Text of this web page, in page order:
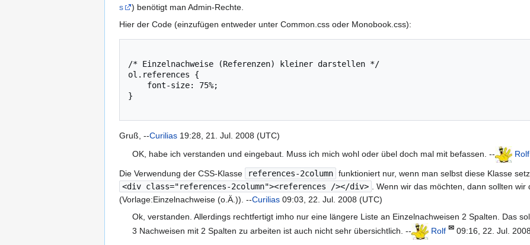
s
) benötigt man Admin-Rechte.
Hier der Code (einzufügen entweder unter Common.css oder Monobook.css):
/* Einzelnachweise (Referenzen) kleiner darstellen */
ol.references {
}
Gruß, --Curilias 19:28, 21. Jul. 2008 (UTC)
OK, habe ich verstanden und eingebaut. Muss ich mich wohl oder übel doch mal mit befassen. --
Rolf
Die Verwendung der CSS-Klasse references-2column funktioniert nur, wenn man selbst diese Klasse
<div class="references-2column"><references /></div> . Wenn wir das möchten, dann sollten
(Vorlage:Einzelnachweise (o.Ä.)). --Curilias 09:03, 22. Jul. 2008 (UTC)
Ok, verstanden. Allerdings rechtfertigt imho nur eine längere Liste an Einzelnachweisen 2 Spalten. Das
3 Nachweisen mit 2 Spalten zu arbeiten ist auch nicht sehr übersichtlich. --
Rolf ✉ 09:16, 22. Jul.